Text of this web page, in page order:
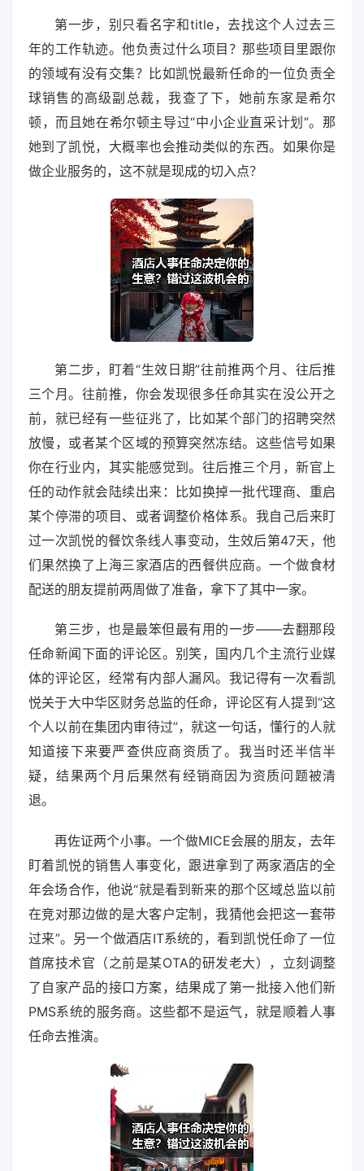
第一步，别只看名字和title，去找这个人过去三
年的工作轨迹。他负责过什么项目？那些项目里跟你
的领域有没有交集？比如凯悦最新任命的一位负责全
球销售的高级副总裁，我查了下，她前东家是希尔
顿，而且她在希尔顿主导过“中小企业直采计划”。那
她到了凯悦，大概率也会推动类似的东西。如果你是
做企业服务的，这不就是现成的切入点？
第二步，盯着“生效日期”往前推两个月、往后推
三个月。往前推，你会发现很多任命其实在没公开之
前，就已经有一些征兆了，比如某个部门的招聘突然
放慢，或者某个区域的预算突然冻结。这些信号如果
你在行业内，其实能感觉到。往后推三个月，新官上
任的动作就会陆续出来：比如换掉一批代理商、重启
某个停滞的项目、或者调整价格体系。我自己后来盯
过一次凯悦的餐饮条线人事变动，生效后第47天，他
们果然换了上海三家酒店的西餐供应商。一个做食材
配送的朋友提前两周做了准备，拿下了其中一家。
第三步，也是最笨但最有用的一步——去翻那段
任命新闻下面的评论区。别笑，国内几个主流行业媒
体的评论区，经常有内部人漏风。我记得有一次看凯
悦关于大中华区财务总监的任命，评论区有人提到“这
个人以前在集团内审待过”，就这一句话，懂行的人就
知道接下来要严查供应商资质了。我当时还半信半
疑，结果两个月后果然有经销商因为资质问题被清
退。
再佐证两个小事。一个做MICE会展的朋友，去年
盯着凯悦的销售人事变化，跟进拿到了两家酒店的全
年会场合作，他说“就是看到新来的那个区域总监以前
在竞对那边做的是大客户定制，我猜他会把这一套带
过来”。另一个做酒店IT系统的，看到凯悦任命了一位
首席技术官（之前是某OTA的研发老大），立刻调整
了自家产品的接口方案，结果成了第一批接入他们新
PMS系统的服务商。这些都不是运气，就是顺着人事
任命去推演。